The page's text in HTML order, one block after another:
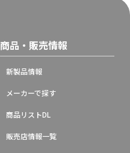
商品・販売情報
新製品情報
メーカーで探す
商品リストDL
販売店情報一覧